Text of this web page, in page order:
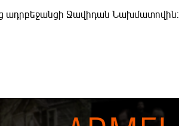
ադրբեջանցի Ջավիդան Նախմատովին: